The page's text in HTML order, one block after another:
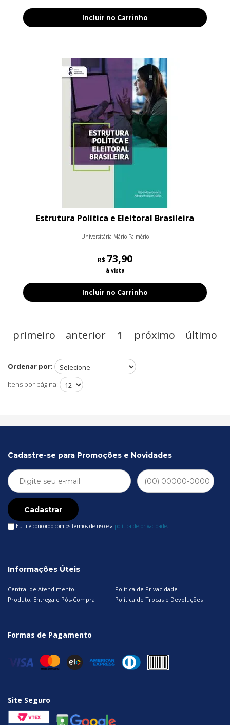
Incluir no Carrinho
Estrutura Política e Eleitoral Brasileira
Universitária Mário Palmério
R$ 73,90
à vista
Incluir no Carrinho
primeiro anterior 1 próximo último
Ordenar por:
Itens por página:
Informações Úteis
Central de Atendimento
Política de Privacidade
Produto, Entrega e Pós-Compra
Política de Trocas e Devoluções
Cadastre-se para Promoções e Novidades
Cadastrar
Eu li e concordo com os termos de uso e a política de privacidade.
Formas de Pagamento
Site Seguro